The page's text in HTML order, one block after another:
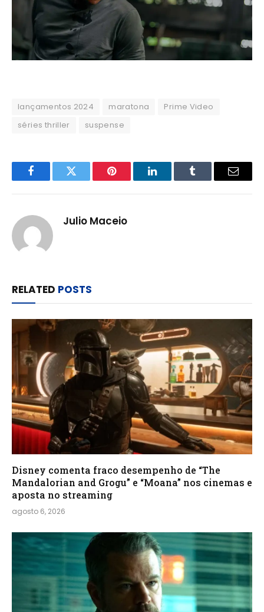
lançamentos 2024 maratona
Prime Video
séries thriller
suspense
FacebookTwitter Pinterest LinkedInTumblr Email
Julio Maceio
RELATED POSTS
Disney comenta fraco desempenho de “The
Mandalorian and Grogu” e “Moana” nos cinemas e
aposta no streaming
agosto 6, 2026